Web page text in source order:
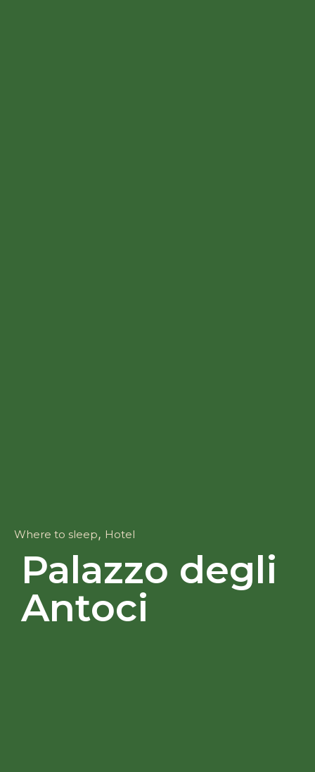
Palazzo degli
Antoci
Where to sleep, Hotel